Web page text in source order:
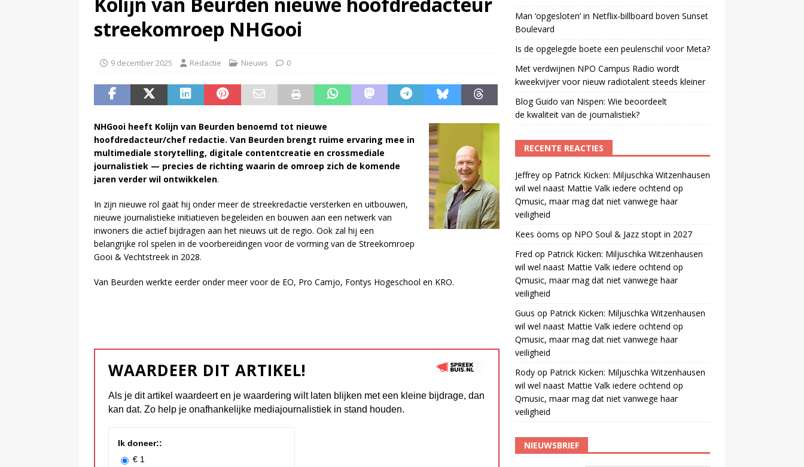
streekomroep NHGooi
9 december 2025 Redactie Nieuws 0
NHGooi heeft Kolijn van Beurden benoemd tot nieuwe
hoofdredacteur/chef redactie. Van Beurden brengt ruime ervaring mee in
multimediale storytelling, digitale contentcreatie en crossmediale
journalistiek — precies de richting waarin de omroep zich de komende
jaren verder wil ontwikkelen.
In zijn nieuwe rol gaat hij onder meer de streekredactie versterken en uitbouwen,
nieuwe journalistieke initiatieven begeleiden en bouwen aan een netwerk van
inwoners die actief bijdragen aan het nieuws uit de regio. Ook zal hij een
belangrijke rol spelen in de voorbereidingen voor de vorming van de Streekomroep
Gooi & Vechtstreek in 2028.
Van Beurden werkte eerder onder meer voor de EO, Pro Camjo, Fontys Hogeschool en KRO.
WAARDEER DIT ARTIKEL!
Als je dit artikel waardeert en je waardering wilt laten blijken met een kleine bijdrage, dan
kan dat. Zo help je onafhankelijke mediajournalistiek in stand houden.
Ik doneer::
€ 1
Man ‘opgesloten’ in Netflix-billboard boven Sunset
Boulevard
Is de opgelegde boete een peulenschil voor Meta?
Met verdwijnen NPO Campus Radio wordt
kweekvijver voor nieuw radiotalent steeds kleiner
Blog Guido van Nispen: Wie beoordeelt
de kwaliteit van de journalistiek?
RECENTE REACTIES
Jeffreyop Patrick Kicken: Miljuschka Witzenhausen
wil wel naast Mattie Valk iedere ochtend op
Qmusic, maar mag dat niet vanwege haar
veiligheid
Kees öoms op NPO Soul & Jazz stopt in 2027
Fred op Patrick Kicken: Miljuschka Witzenhausen
wil wel naast Mattie Valk iedere ochtend op
Qmusic, maar mag dat niet vanwege haar
veiligheid
Guus op Patrick Kicken: Miljuschka Witzenhausen
wil wel naast Mattie Valk iedere ochtend op
Qmusic, maar mag dat niet vanwege haar
veiligheid
Rodyop Patrick Kicken: Miljuschka Witzenhausen
wil wel naast Mattie Valk iedere ochtend op
Qmusic, maar mag dat niet vanwege haar
veiligheid
NIEUWSBRIEF